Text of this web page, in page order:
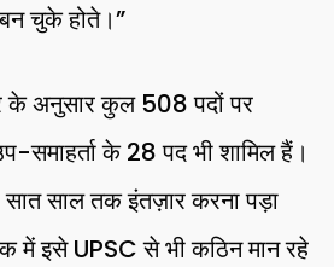
चुके होते।”
के अनुसार कुल 508 पदों पर
समाहर्ता के 28 पद भी शामिल हैं।
साल तक इंतज़ार करना पड़ा
में इसे UPSC से भी कठिन मान रहे